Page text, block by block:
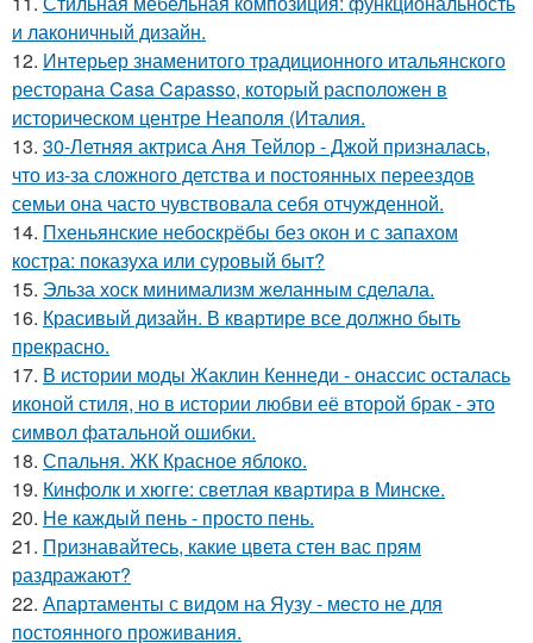
и лаконичный дизайн.
12. Интерьер знаменитого традиционного итальянского
ресторана Casa Capasso, который расположен в
историческом центре Неаполя (Италия.
13. 30-Летняя актриса Аня Тейлор - Джой призналась,
что из-за сложного детства и постоянных переездов
семьи она часто чувствовала себя отчужденной.
14. Пхеньянские небоскрёбы без окон и с запахом
костра: показуха или суровый быт?
15. Эльза хоск минимализм желанным сделала.
16. Красивый дизайн. В квартире все должно быть
прекрасно.
17. В истории моды Жаклин Кеннеди - онассис осталась
иконой стиля, но в истории любви её второй брак - это
символ фатальной ошибки.
18. Спальня. ЖК Красное яблоко.
19. Кинфолк и хюгге: светлая квартира в Минске.
20. Не каждый пень - просто пень.
21. Признавайтесь, какие цвета стен вас прям
раздражают?
22. Апартаменты с видом на Яузу - место не для
постоянного проживания.